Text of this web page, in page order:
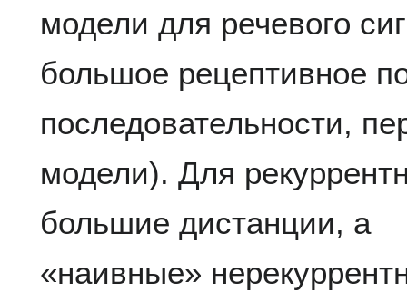
модели для речевого
большое рецептивное
последовательности,
модели). Для
большие дистанции, а
«наивные»